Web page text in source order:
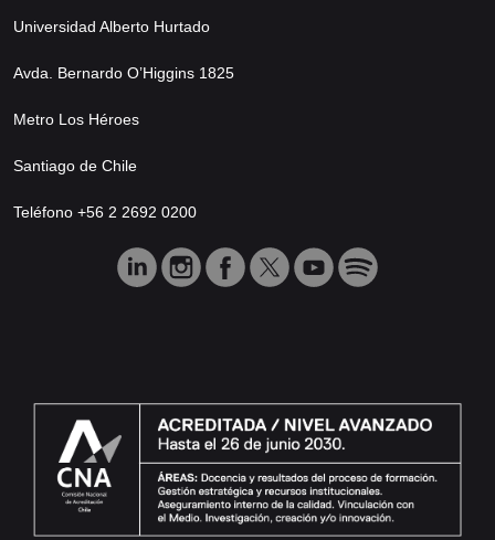
Universidad Alberto Hurtado
Avda. Bernardo O’Higgins 1825
Metro Los Héroes
Santiago de Chile
Teléfono +56 2 2692 0200